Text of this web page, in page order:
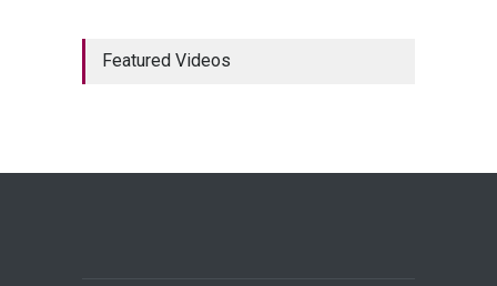
bandes
Featured Videos